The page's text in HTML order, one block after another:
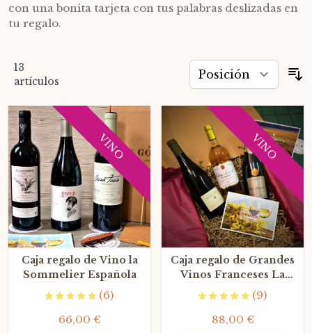
con una bonita tarjeta con tus palabras deslizadas en
tu regalo.
13
artículos
VINO
Caja regalo de Vino la
Sommelier Española
(6)
66,00 €
VINO
Caja regalo de Grandes
Vinos Franceses La
Sommelier
(9)
88,00 €